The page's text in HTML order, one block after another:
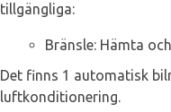
tillgängliga:
Bränsle: Hämta
Det finns 1 automatisk
luftkonditionering.